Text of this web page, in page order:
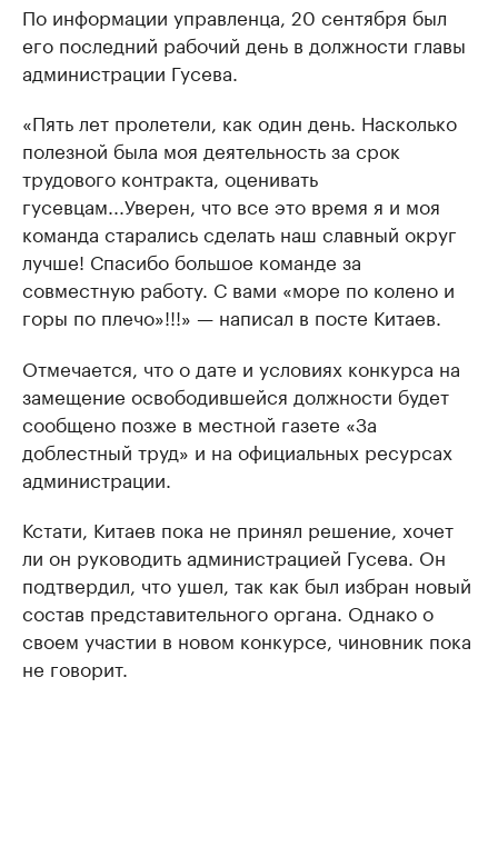
По информации управленца, 20 сентября был
его последний рабочий день в должности главы
администрации Гусева.
«Пять лет пролетели, как один день. Насколько
полезной была моя деятельность за срок
трудового контракта, оценивать
гусевцам...Уверен, что все это время я и моя
команда старались сделать наш славный округ
лучше! Спасибо большое команде за
совместную работу. С вами «море по колено и
горы по плечо»!!!» — написал в посте Китаев.
Отмечается, что о дате и условиях конкурса на
замещение освободившейся должности будет
сообщено позже в местной газете «За
доблестный труд» и на официальных ресурсах
администрации.
Кстати, Китаев пока не принял решение, хочет
ли он руководить администрацией Гусева. Он
подтвердил, что ушел, так как был избран новый
состав представительного органа. Однако о
своем участии в новом конкурсе, чиновник пока
не говорит.